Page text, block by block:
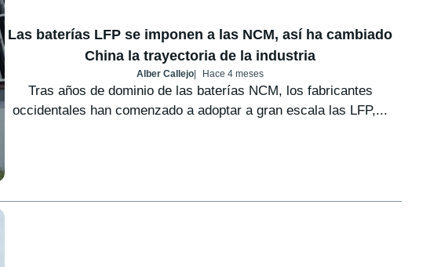
Las baterías LFP se imponen a las NCM, así ha cambiado
China la trayectoria de la industria
Alber Callejo Hace 4 meses
Tras años de dominio de las baterías NCM, los fabricantes
occidentales han comenzado a adoptar a gran escala las LFP,...